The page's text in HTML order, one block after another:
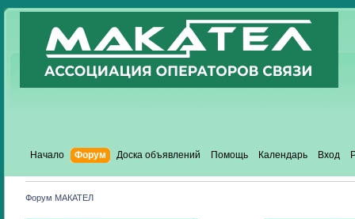
Начало Форум Доска объявлений Помощь Календарь Вход
Форум МАКАТЕЛ